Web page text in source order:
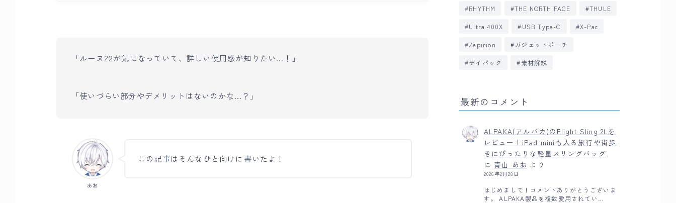
「ルーヌ22が気になっていて、詳しい使用感が知りたい…！」
「使いづらい部分やデメリットはないのかな…？」
あお
この記事はそんなひと向けに書いたよ！
RHYTHM THE NORTH FACE THULE
Ultra 400X USB Type-C X-Pac
Zepirion ガジェットポーチ
デイパック 素材解説
最新のコメント
ALPAKA(アルパカ)のFlight Sling 2Lを
レビュー！iPad miniも入る旅行や街歩
きにぴったりな軽量スリングバッグ
に青山 あお より
2026年2月28日
はじめまして！コメントありがとうございま
す。 ALPAKA製品を複数愛用されてい…